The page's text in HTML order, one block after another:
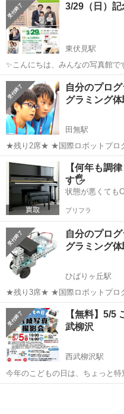
3/29（日）
東伏見駅
✨こんにちは、みんなの写真館です📸 ✨ 「みんなの写真
影イベントを通じて地域振興を
の事業者様とコラボレーション
べき第一弾のコラボレーション...
東京 西東京市 東伏見駅
自分のプロ
グラミング
田無駅
★残り2席★ ★国際ロボットプロ
★ 「学ぶことは楽しい！」試行錯誤をくりかえし、失敗してもへっち
ゃら。 できたときの喜びは最高
て、かしこい頭をそだ...
東京 西東京市 田無駅
【何年も調
す🖐️
状態が悪くても
プリフラ
自分のプロ
グラミング
ひばりヶ丘駅
★残り3席★ ★国際ロボットプロ
★ 「学ぶことは楽しい！」試行錯誤をくりかえし、失敗してもへっち
ゃら。 できたときの喜びは最高
て、かしこい頭をそだ...
東京 西東京市 ひばりヶ
【無料】5/5
武柳沢
西武柳沢駅
今年のこどもの日は、ちょっと特
🌈こどもの日限定🌈📸 🎏合成写真撮影会